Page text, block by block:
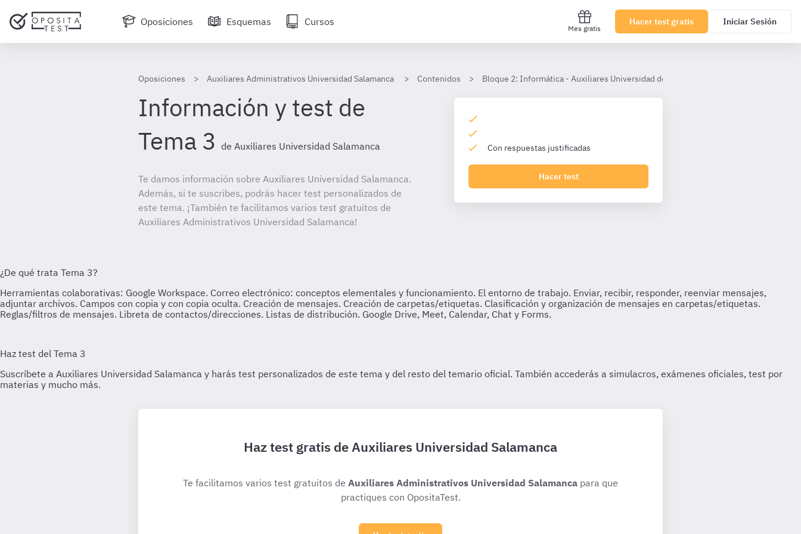
Oposiciones Esquemas Cursos
Mes gratis
Hacer test gratis Iniciar Sesión
Oposiciones Auxiliares Administrativos Universidad Salamanca Contenidos Bloque 2: Informática - Auxiliares Universidad de Salamanca
Información y test de
Tema 3 de Auxiliares Universidad Salamanca
Te damos información sobre Auxiliares Universidad Salamanca.
Además, si te suscribes, podrás hacer test personalizados de
este tema. ¡También te facilitamos varios test gratuitos de
Auxiliares Administrativos Universidad Salamanca!
Con respuestas justificadas
Hacer test
Haz test gratis de Auxiliares Universidad Salamanca
Te facilitamos varios test gratuitos de Auxiliares Administrativos Universidad Salamanca para que
practiques con OpositaTest.